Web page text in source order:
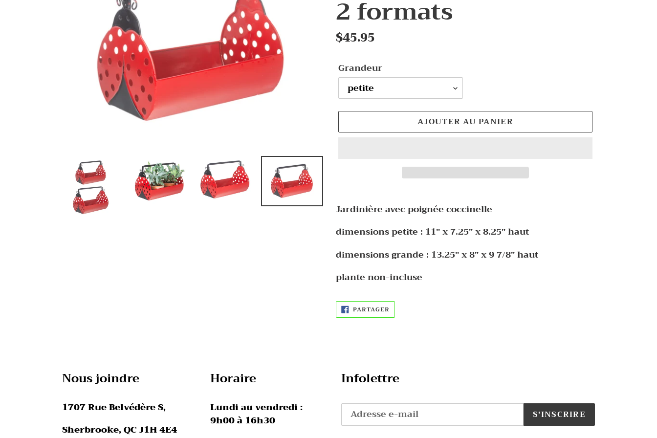
2 formats
Prix
$45.95
Grandeur
AJOUTER AU PANIER
d'un
à
panier
Jardinière avec poignée coccinelle
dimensions petite : 11" x 7.25" x 8.25" haut
dimensions grande : 13.25" x 8" x 9 7/8" haut
plante non-incluse
PARTAGER
FACEBOOK
Nous joindre
1707 Rue Belvédère S,
Sherbrooke, QC J1H 4E4
Horaire
Lundi au vendredi :
9h00 à 16h30
Infolettre
S'INSCRIRE